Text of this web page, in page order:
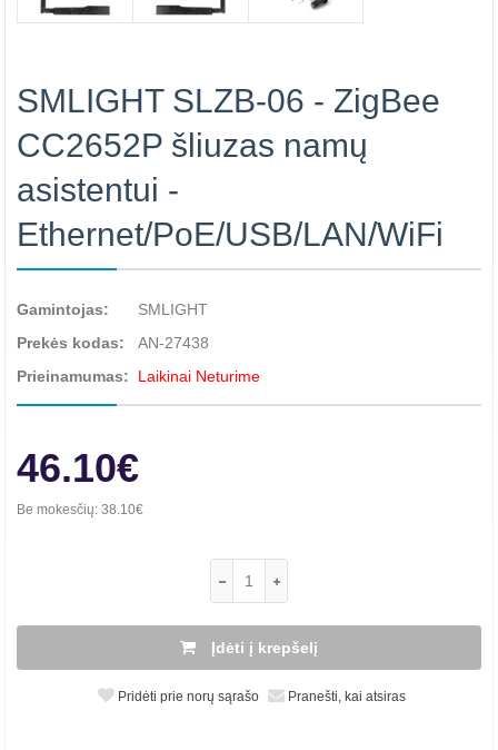
SMLIGHT SLZB-06 - ZigBee
CC2652P šliuzas namų
asistentui -
Ethernet/PoE/USB/LAN/WiFi
Gamintojas:
SMLIGHT
Prekės kodas:
AN-27438
Prieinamumas:
Laikinai Neturime
46.10€
Be mokesčių: 38.10€
Įdėti į krepšelį
Pridėti prie norų sąrašo Pranešti, kai atsiras